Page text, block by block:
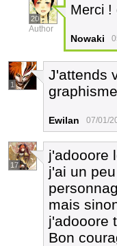
20
Author
Merci !
Nowaki
1
J'attends
Ewilan 07/01/
17
j'adooore
j'ai un
mais
j'adooore
Bon